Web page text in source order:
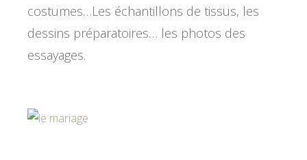
costumes…Les échantillons de tissus, les
dessins préparatoires… les photos des
essayages.